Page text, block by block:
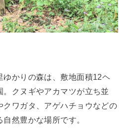
ゆかりの森は、敷地面積12ヘ
。クヌギやアカマツが立ち並
クワガタ、アゲハチョウなどの
然豊かな場所です。